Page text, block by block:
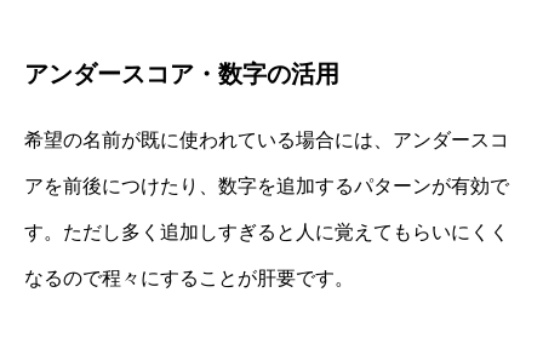
アンダースコア・数字の活用
希望の名前が既に使われている場合には、アンダースコ
アを前後につけたり、数字を追加するパターンが有効で
す。ただし多く追加しすぎると人に覚えてもらいにくく
なるので程々にすることが肝要です。